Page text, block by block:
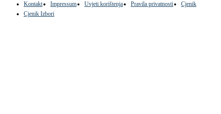
Kontakt Impressum Uvjeti korištenja Pravila privatnosti
Cjenik
Cjenik Izbori